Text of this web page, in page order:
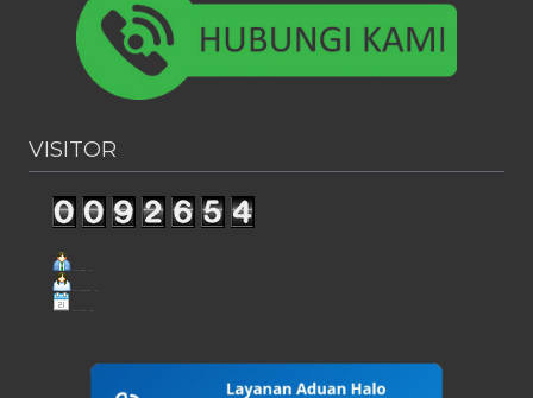
VISITOR
Visit Today : 98
Visit Yesterday : 174
This Month : 1058